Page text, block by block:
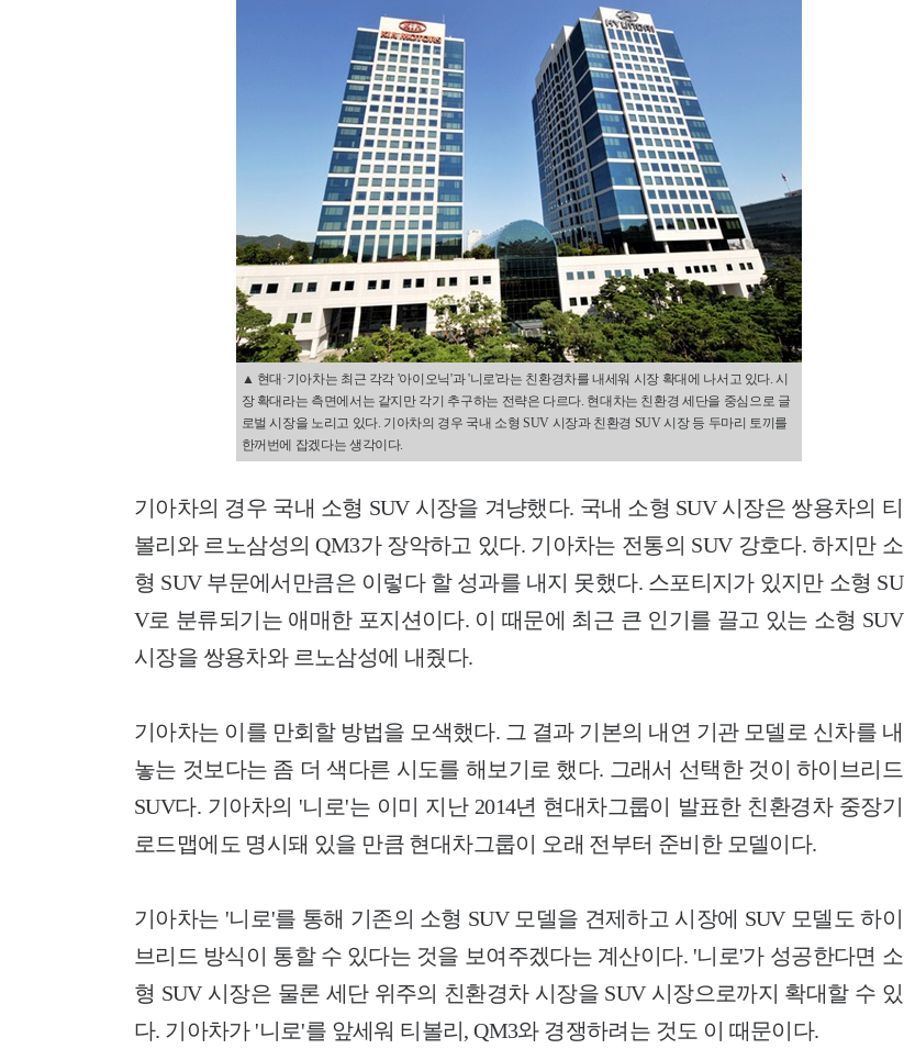
▲ 현대·기아차는 최근 각각 '아이오닉'과 '니로'라는 친환경차를 내세워 시장 확대에 나서고 있다. 시
장 확대라는 측면에서는 같지만 각기 추구하는 전략은 다르다. 현대차는 친환경 세단을 중심으로 글
로벌 시장을 노리고 있다. 기아차의 경우 국내 소형 SUV 시장과 친환경 SUV 시장 등 두마리 토끼를
한꺼번에 잡겠다는 생각이다.
기아차의 경우 국내 소형 SUV 시장을 겨냥했다. 국내 소형 SUV 시장은 쌍용차의 티
볼리와 르노삼성의 QM3가 장악하고 있다. 기아차는 전통의 SUV 강호다. 하지만 소
형 SUV 부문에서만큼은 이렇다 할 성과를 내지 못했다. 스포티지가 있지만 소형 SU
V로 분류되기는 애매한 포지션이다. 이 때문에 최근 큰 인기를 끌고 있는 소형 SUV
시장을 쌍용차와 르노삼성에 내줬다.
기아차는 이를 만회할 방법을 모색했다. 그 결과 기본의 내연 기관 모델로 신차를 내
놓는 것보다는 좀 더 색다른 시도를 해보기로 했다. 그래서 선택한 것이 하이브리드
SUV다. 기아차의 '니로'는 이미 지난 2014년 현대차그룹이 발표한 친환경차 중장기
로드맵에도 명시돼 있을 만큼 현대차그룹이 오래 전부터 준비한 모델이다.
기아차는 '니로'를 통해 기존의 소형 SUV 모델을 견제하고 시장에 SUV 모델도 하이
브리드 방식이 통할 수 있다는 것을 보여주겠다는 계산이다. '니로'가 성공한다면 소
형 SUV 시장은 물론 세단 위주의 친환경차 시장을 SUV 시장으로까지 확대할 수 있
다. 기아차가 '니로'를 앞세워 티볼리, QM3와 경쟁하려는 것도 이 때문이다.